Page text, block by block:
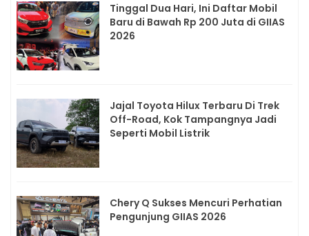
Tinggal Dua Hari, Ini Daftar Mobil
Baru di Bawah Rp 200 Juta di GIIAS
2026
Jajal Toyota Hilux Terbaru Di Trek
Off-Road, Kok Tampangnya Jadi
Seperti Mobil Listrik
Chery Q Sukses Mencuri Perhatian
Pengunjung GIIAS 2026